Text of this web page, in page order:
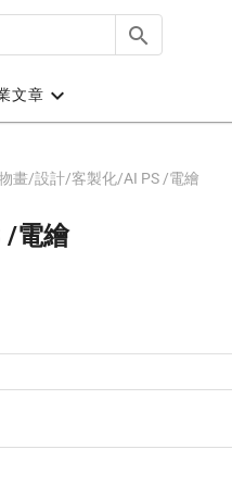
文章
畫/設計/客製化/AI PS /電繪
/電繪